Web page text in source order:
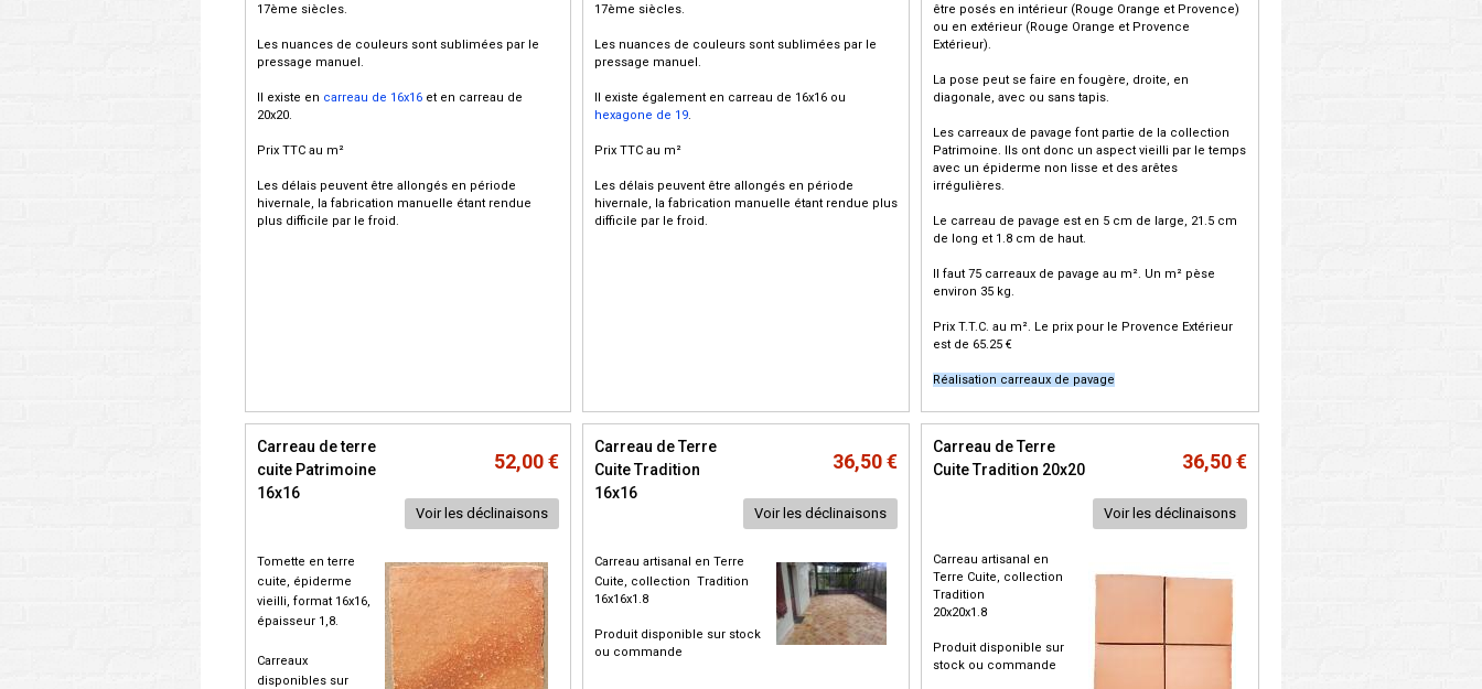
17ème siècles.
Les nuances de couleurs sont sublimées par le
pressage manuel.
Il existe en carreau de 16x16 et en carreau de
20x20.
Prix TTC au m²
Les délais peuvent être allongés en période
hivernale, la fabrication manuelle étant rendue
plus difficile par le froid.
17ème siècles.
Les nuances de couleurs sont sublimées par le
pressage manuel.
Il existe également en carreau de 16x16 ou
hexagone de 19.
Prix TTC au m²
Les délais peuvent être allongés en période
hivernale, la fabrication manuelle étant rendue plus
difficile par le froid.
être posés en intérieur (Rouge Orange et Provence)
ou en extérieur (Rouge Orange et Provence
Extérieur).
La pose peut se faire en fougère, droite, en
diagonale, avec ou sans tapis.
Les carreaux de pavage font partie de la collection
Patrimoine. Ils ont donc un aspect vieilli par le temps
avec un épiderme non lisse et des arêtes
irrégulières.
Le carreau de pavage est en 5 cm de large, 21.5 cm
de long et 1.8 cm de haut.
Il faut 75 carreaux de pavage au m². Un m² pèse
environ 35 kg.
Prix T.T.C. au m². Le prix pour le Provence Extérieur
est de 65.25 €
Réalisation carreaux de pavage
Carreau de terre
cuite Patrimoine
16x16
52,00 €
Voir les déclinaisons
Tomette en terre
cuite, épiderme
vieilli, format 16x16,
épaisseur 1,8.
Carreaux
disponibles sur
Carreau de Terre
Cuite Tradition
16x16
36,50 €
Voir les déclinaisons
Carreau artisanal en Terre
Cuite, collection Tradition
16x16x1.8
Produit disponible sur stock
ou commande
Carreau de Terre
Cuite Tradition 20x20
36,50 €
Voir les déclinaisons
Carreau artisanal en
Terre Cuite, collection
Tradition
20x20x1.8
Produit disponible sur
stock ou commande